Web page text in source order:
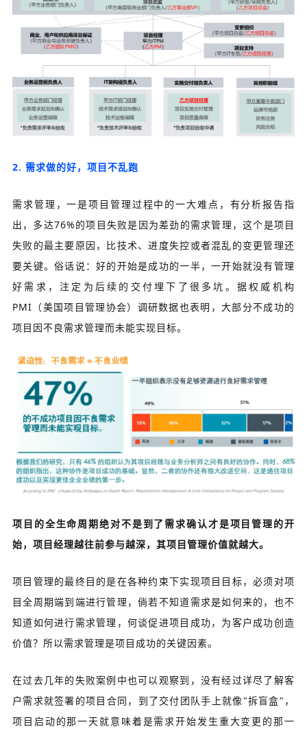
2. 需求做的好，项目不乱跑
需求管理，一是项目管理过程中的一大难点，有分析报告指
出，多达76%的项目失败是因为差劲的需求管理，这个是项目
失败的最主要原因，比技术、进度失控或者混乱的变更管理还
要关键。俗话说：好的开始是成功的一半，一开始就没有管理
好需求，注定为后续的交付埋下了很多坑。据权威机构
PMI（美国项目管理协会）调研数据也表明，大部分不成功的
项目因不良需求管理而未能实现目标。
项目的全生命周期绝对不是到了需求确认才是项目管理的开
始，项目经理越往前参与越深，其项目管理价值就越大。
项目管理的最终目的是在各种约束下实现项目目标，必须对项
目全周期端到端进行管理，倘若不知道需求是如何来的，也不
知道如何进行需求管理，何谈促进项目成功，为客户成功创造
价值？所以需求管理是项目成功的关键因素。
在过去几年的失败案例中也可以观察到，没有经过详尽了解客
户需求就签署的项目合同，到了交付团队手上就像"拆盲盒"，
项目启动的那一天就意味着是需求开始发生重大变更的那一